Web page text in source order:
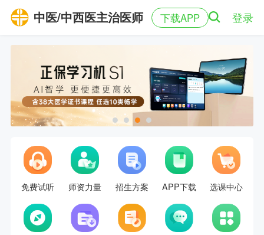
中医/中西医主治医师 下载APP 登录
免费试听 师资力量 招生方案 APP下载 选课中心